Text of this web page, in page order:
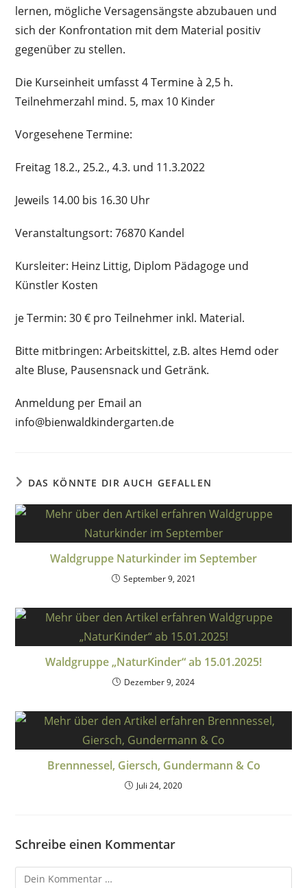
lernen, mögliche Versagensängste abzubauen und
sich der Konfrontation mit dem Material positiv
gegenüber zu stellen.
Die Kurseinheit umfasst 4 Termine à 2,5 h.
Teilnehmerzahl mind. 5, max 10 Kinder
Vorgesehene Termine:
Freitag 18.2., 25.2., 4.3. und 11.3.2022
Jeweils 14.00 bis 16.30 Uhr
Veranstaltungsort: 76870 Kandel
Kursleiter: Heinz Littig, Diplom Pädagoge und
Künstler Kosten
je Termin: 30 € pro Teilnehmer inkl. Material.
Bitte mitbringen: Arbeitskittel, z.B. altes Hemd oder
alte Bluse, Pausensnack und Getränk.
Anmeldung per Email an
info@bienwaldkindergarten.de
DAS KÖNNTE DIR AUCH GEFALLEN
Waldgruppe Naturkinder im September
September 9, 2021
Waldgruppe „NaturKinder“ ab 15.01.2025!
Dezember 9, 2024
Brennnessel, Giersch, Gundermann & Co
Juli 24, 2020
Schreibe einen Kommentar
Kommentar